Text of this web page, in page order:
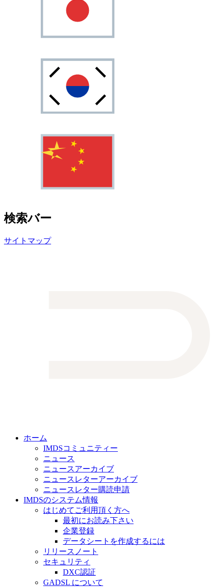
検索バー
サイトマップ
ホーム
IMDSコミュニティー
ニュース
ニュースアーカイブ
ニュースレターアーカイブ
ニュースレター購読申請
IMDSのシステム情報
はじめてご利用頂く方へ
最初にお読み下さい
企業登録
データシートを作成するには
リリースノート
セキュリティ
DXC認証
GADSL について